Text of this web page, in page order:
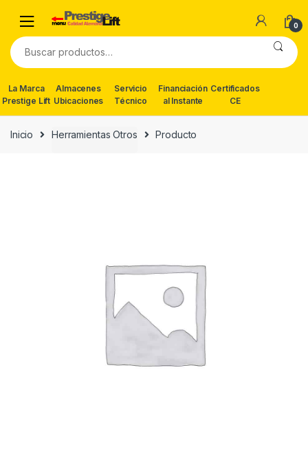
navigation
content
0
Buscar
por:
La Marca
Prestige Lift
Almacenes
Ubicaciones
Servicio
Técnico
Financiación
al Instante
Certificados
CE
Inicio Herramientas Otros Producto